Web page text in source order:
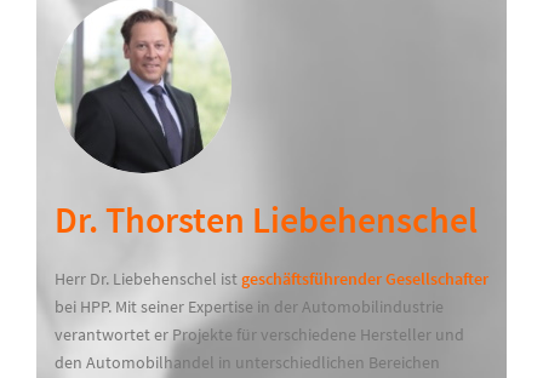
Dr. Thorsten Liebehenschel
Herr Dr. Liebehenschel istgeschäftsführender Gesellschafter
bei HPP. Mit seiner Expertise in der Automobilindustrie
verantwortet er Projekte für verschiedene Hersteller und
den Automobilhandel in unterschiedlichen Bereichen